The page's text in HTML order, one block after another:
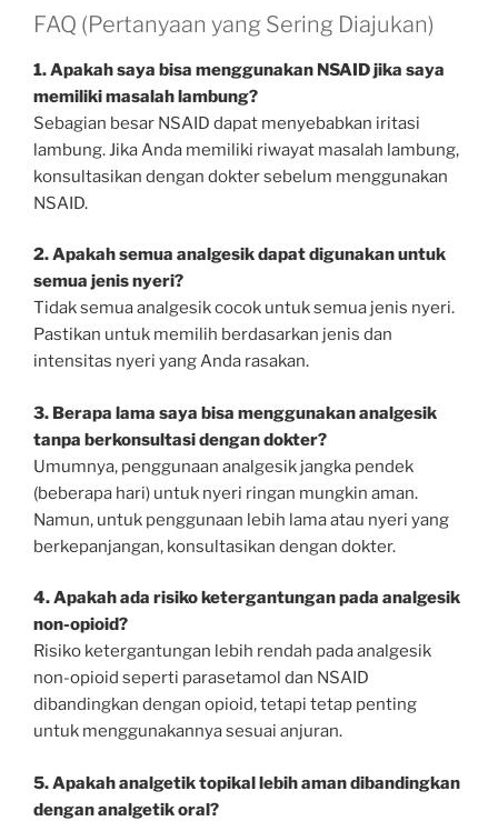
FAQ (Pertanyaan yang Sering Diajukan)
1. Apakah saya bisa menggunakan NSAID jika saya
memiliki masalah lambung?
Sebagian besar NSAID dapat menyebabkan iritasi
lambung. Jika Anda memiliki riwayat masalah lambung,
konsultasikan dengan dokter sebelum menggunakan
NSAID.
2. Apakah semua analgesik dapat digunakan untuk
semua jenis nyeri?
Tidak semua analgesik cocok untuk semua jenis nyeri.
Pastikan untuk memilih berdasarkan jenis dan
intensitas nyeri yang Anda rasakan.
3. Berapa lama saya bisa menggunakan analgesik
tanpa berkonsultasi dengan dokter?
Umumnya, penggunaan analgesik jangka pendek
(beberapa hari) untuk nyeri ringan mungkin aman.
Namun, untuk penggunaan lebih lama atau nyeri yang
berkepanjangan, konsultasikan dengan dokter.
4. Apakah ada risiko ketergantungan pada analgesik
non-opioid?
Risiko ketergantungan lebih rendah pada analgesik
non-opioid seperti parasetamol dan NSAID
dibandingkan dengan opioid, tetapi tetap penting
untuk menggunakannya sesuai anjuran.
5. Apakah analgetik topikal lebih aman dibandingkan
dengan analgetik oral?